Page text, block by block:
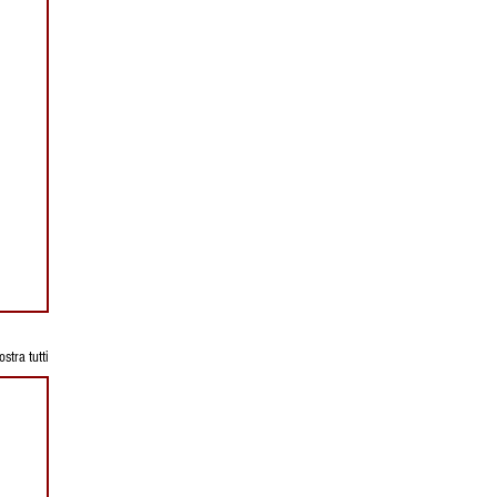
tutti